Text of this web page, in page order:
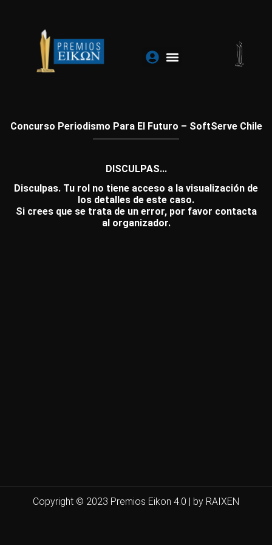
contenido
Concurso Periodismo Para El Futuro – SoftServe Chile
DISCULPAS...
Disculpas. Tu rol no tiene acceso a la visualización de
los detalles de este caso.
Si crees que se trata de un error, por favor contacta
al organizador.
Copyright © 2023 Premios Eikon 4.0 | by RAIXEN